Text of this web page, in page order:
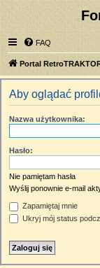
FAQ
Portal
Aby oglądać
Nazwa użytkownika:
Hasło:
Nie pamiętam hasła
Wyślij ponownie e-mail
Zapamiętaj mnie
Ukryj mój status